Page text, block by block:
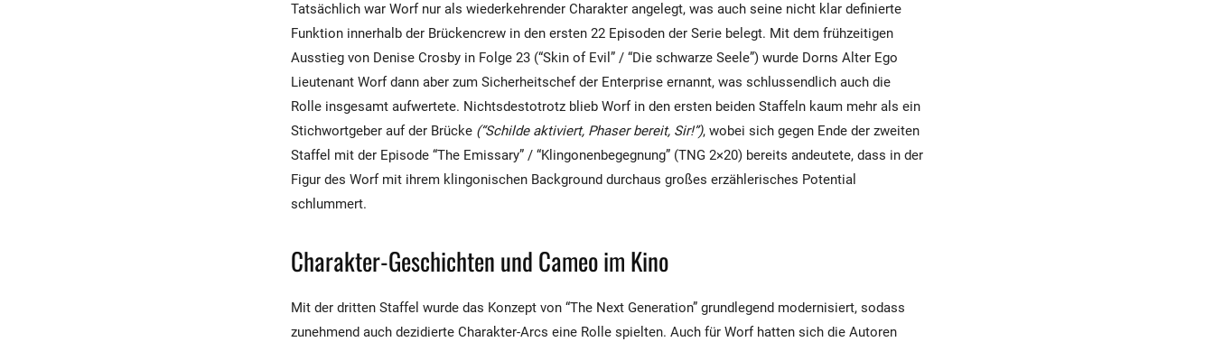
Tatsächlich war Worf nur als wiederkehrender Charakter angelegt, was auch seine nicht klar definierte
Funktion innerhalb der Brückencrew in den ersten 22 Episoden der Serie belegt. Mit dem frühzeitigen
Ausstieg von Denise Crosby in Folge 23 (“Skin of Evil” / “Die schwarze Seele”) wurde Dorns Alter Ego
Lieutenant Worf dann aber zum Sicherheitschef der Enterprise ernannt, was schlussendlich auch die
Rolle insgesamt aufwertete. Nichtsdestotrotz blieb Worf in den ersten beiden Staffeln kaum mehr als ein
Stichwortgeber auf der Brücke (“Schilde aktiviert, Phaser bereit, Sir!”), wobei sich gegen Ende der zweiten
Staffel mit der Episode “The Emissary” / “Klingonenbegegnung” (TNG 2×20) bereits andeutete, dass in der
Figur des Worf mit ihrem klingonischen Background durchaus großes erzählerisches Potential
schlummert.
Charakter-Geschichten und Cameo im Kino
Mit der dritten Staffel wurde das Konzept von “The Next Generation” grundlegend modernisiert, sodass
zunehmend auch dezidierte Charakter-Arcs eine Rolle spielten. Auch für Worf hatten sich die Autoren